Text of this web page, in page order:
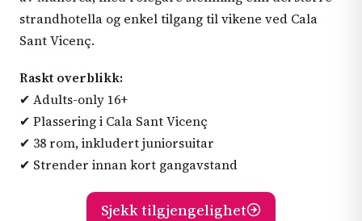
strandhotella og enkel tilgang til vikene ved Cala
Sant Vicenç.
Raskt overblikk:
✔ Adults-only 16+
✔ Plassering i Cala Sant Vicenç
✔ 38 rom, inkludert juniorsuitar
✔ Strender innan kort gangavstand
Sjekk tilgjengelighet